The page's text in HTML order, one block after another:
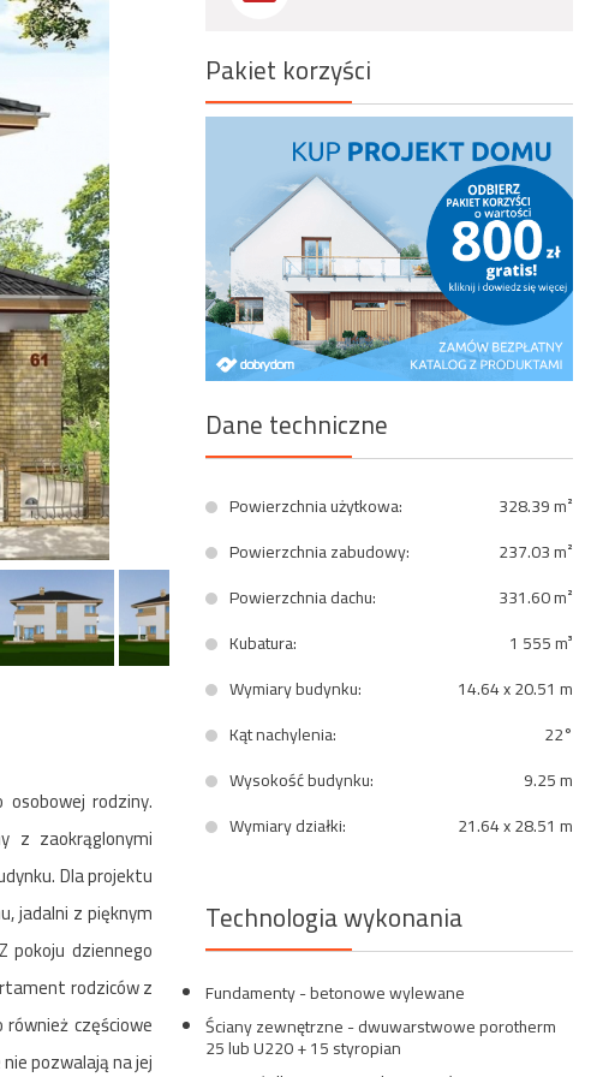
rodziny.
z zaokrąglonymi
Dla projektu
jadalni z pięknym
pokoju dziennego
rodziców z
częściowe
pozwalają na jej
Pakiet korzyści
Dane techniczne
Powierzchnia użytkowa:
328.39 m²
Powierzchnia zabudowy:
237.03 m²
Powierzchnia dachu:
331.60 m²
Kubatura:
1 555 m³
Wymiary budynku:
14.64 x 20.51 m
Kąt nachylenia:
22°
Wysokość budynku:
9.25 m
Wymiary działki:
21.64 x 28.51 m
Technologia wykonania
Fundamenty - betonowe wylewane
Ściany zewnętrzne - dwuwarstwowe porotherm
25 lub U220 + 15 styropian